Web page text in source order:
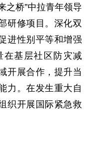
之桥”中拉青年领导
研修项目。深化双
进性别平等和增强
在基层社区防灾减
开展合作，提升当
力。在发生重大自
织开展国际紧急救